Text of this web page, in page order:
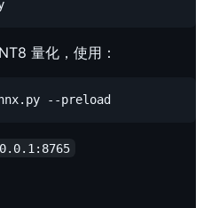
量化，使用：